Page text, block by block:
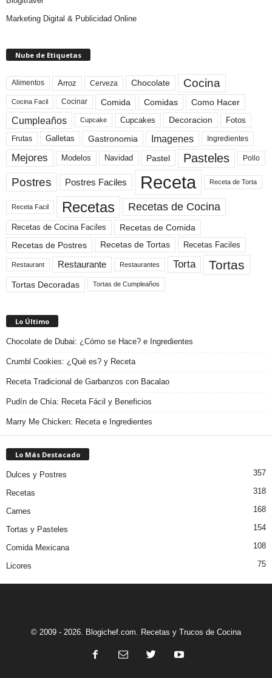
Marketing Digital & Publicidad Online
Nube de Etiquetas
Alimentos Arroz Cerveza Chocolate Cocina
Cocina Facil Cocinar Comida Comidas Como Hacer
Cumpleaños Cupcake Cupcakes Decoracion Fotos
Frutas Galletas Gastronomia Imagenes Ingredientes
Mejores Modelos Navidad Pastel Pasteles Pollo
Postres Postres Faciles Receta Receta de Torta
Receta Facil Recetas Recetas de Cocina
Recetas de Cocina Faciles
Recetas de Comida
Recetas de Postres
Recetas de Tortas Recetas Faciles
Restaurant Restaurante Restaurantes Torta Tortas
Tortas Decoradas Tortas de Cumpleaños
Lo Último
Chocolate de Dubai: ¿Cómo se Hace? e Ingredientes
Crumbl Cookies: ¿Qué es? y Receta
Receta Tradicional de Garbanzos con Bacalao
Pudín de Chía: Receta Fácil y Beneficios
Marry Me Chicken: Receta e Ingredientes
Lo Más Destacado
Dulces y Postres 357
Recetas 318
Carnes 168
Tortas y Pasteles 154
Comida Mexicana 108
Licores 75
© 2009 - 2026. Blogichef.com. Recetas y Trucos de Cocina